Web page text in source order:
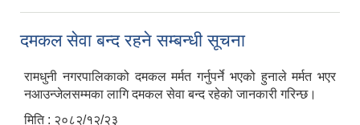
दमकल सेवा बन्द रहने सम्बन्धी सूचना
रामधुनी नगरपालिकाको दमकल मर्मत गर्नुपर्ने भएको हुनाले मर्मत भएर
नआउन्जेलसम्मका लागि दमकल सेवा बन्द रहेको जानकारी गरिन्छ।
मिति : २०८२/१२/२३